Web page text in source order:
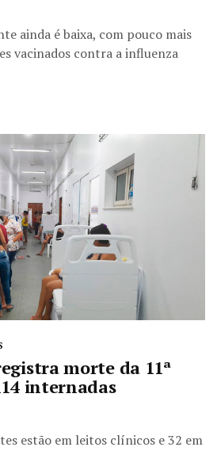
ainda é baixa, com pouco mais
vacinados contra a influenza
morte da 11ª
internadas
estão em leitos clínicos e 32 em